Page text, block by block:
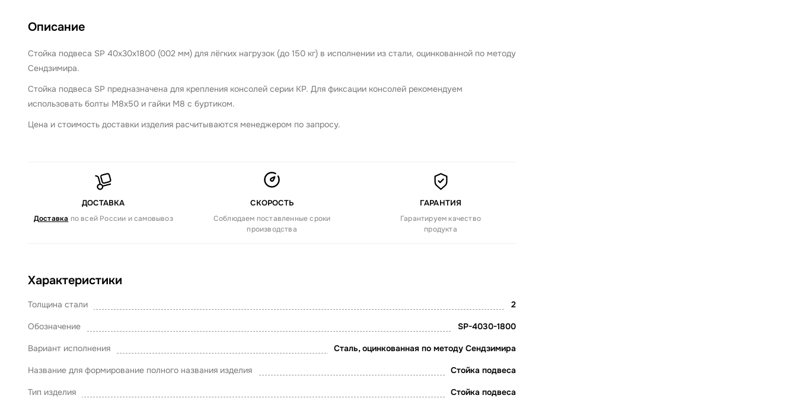
Описание
Стойка подвеса SP 40х30х1800 (002 мм) для лёгких нагрузок (до 150 кг) в исполнении из стали, оцинкованной по методу
Сендзимира.
Стойка подвеса SP предназначена для крепления консолей серии KP. Для фиксации консолей рекомендуем
использовать болты М8х50 и гайки М8 с буртиком.
Цена и стоимость доставки изделия расчитываются менеджером по запросу.
ДОСТАВКА
Доставка по всей России и самовывоз
СКОРОСТЬ
Соблюдаем поставленные сроки
производства
ГАРАНТИЯ
Гарантируем качество
продукта
Характеристики
Толщина стали 2
Обозначение SP-4030-1800
Вариант исполнения Сталь, оцинкованная по методу Сендзимира
Название для формирование полного названия изделия Стойка подвеса
Тип изделия Стойка подвеса